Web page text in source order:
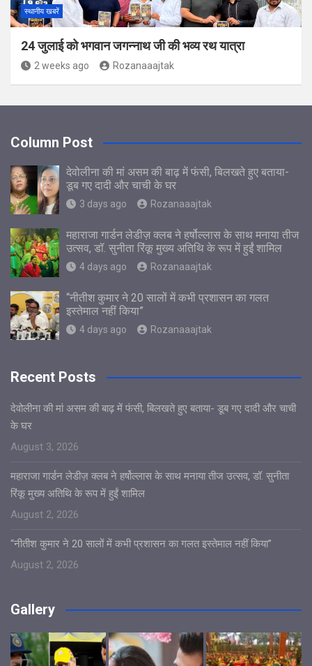
स्थानीय खबरें
24 जुलाई को भगवान जगन्नाथ जी की भव्य रथ यात्रा
2 weeks ago Rozanaaajtak
Column Post
देवोलीना की मां असम की बाढ़ में फंसी, बिलखते हुए बताया-
डूब गए दादी और चाची के घर
3 days ago Rozanaaajtak
महाराजा गार्डन लेडीज़ क्लब ने हर्षोल्लास के साथ मनाया तीज
उत्सव, डॉ. सुनीता रिंकू मुख्य अतिथि के रूप में हुईं शामिल
4 days ago Rozanaaajtak
“नीतीश कुमार ने 20 सालों में कभी प्रशासन का गलत
इस्तेमाल नहीं किया”
4 days ago Rozanaaajtak
Recent Posts
देवोलीना की मां असम की बाढ़ में फंसी, बिलखते हुए बताया- डूब गए दादी और चाची
के घर
August 3, 2026
महाराजा गार्डन लेडीज़ क्लब ने हर्षोल्लास के साथ मनाया तीज उत्सव, डॉ. सुनीता
रिंकू मुख्य अतिथि के रूप में हुईं शामिल
August 2, 2026
“नीतीश कुमार ने 20 सालों में कभी प्रशासन का गलत इस्तेमाल नहीं किया”
August 2, 2026
Gallery